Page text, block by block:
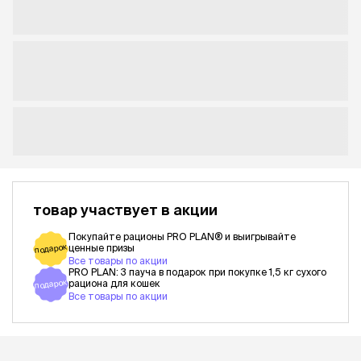
товар участвует в акции
подарок
Покупайте рационы PRO PLAN® и выигрывайте
ценные призы
Все товары по акции
подарок
PRO PLAN: 3 пауча в подарок при покупке 1,5 кг сухого
рациона для кошек
Все товары по акции